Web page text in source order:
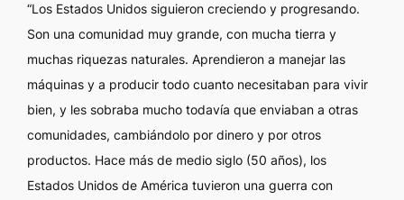
“Los Estados Unidos siguieron creciendo y progresando.
Son una comunidad muy grande, con mucha tierra y
muchas riquezas naturales. Aprendieron a manejar las
máquinas y a producir todo cuanto necesitaban para vivir
bien, y les sobraba mucho todavía que enviaban a otras
comunidades, cambiándolo por dinero y por otros
productos. Hace más de medio siglo (50 años), los
Estados Unidos de América tuvieron una guerra con